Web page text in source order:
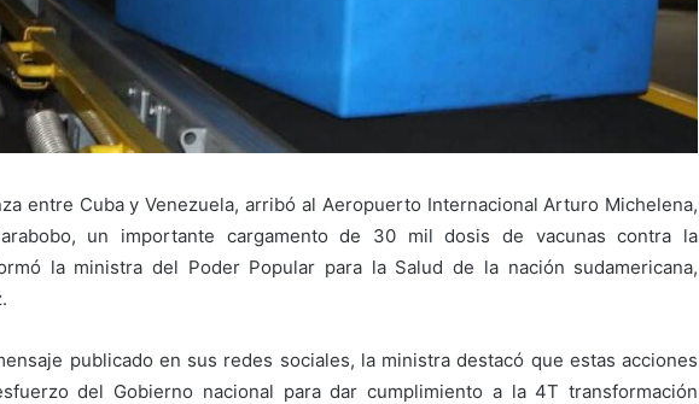
entre Cuba y Venezuela, arribó al Aeropuerto Internacional Arturo Michelena,
un importante cargamento de 30 mil dosis de vacunas contra la
la ministra del Poder Popular para la Salud de la nación sudamericana,
publicado en sus redes sociales, la ministra destacó que estas acciones
del Gobierno nacional para dar cumplimiento a la 4T transformación